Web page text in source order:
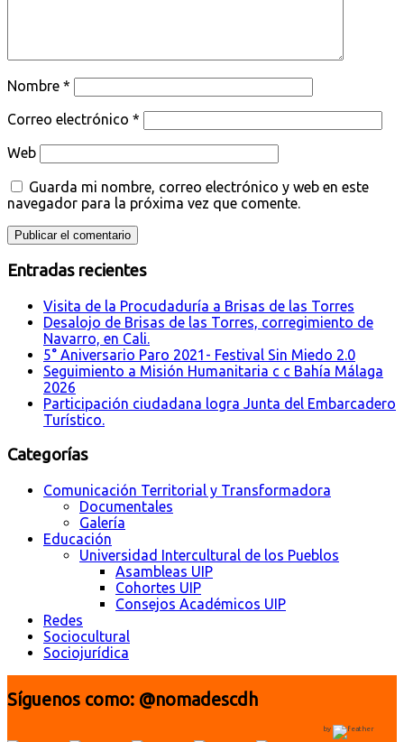
Nombre *
Correo electrónico *
Web
Guarda mi nombre, correo electrónico y web en este
navegador para la próxima vez que comente.
Entradas recientes
Visita de la Procudaduría a Brisas de las Torres
Desalojo de Brisas de las Torres, corregimiento de
Navarro, en Cali.
5° Aniversario Paro 2021- Festival Sin Miedo 2.0
Seguimiento a Misión Humanitaria c c Bahía Málaga
2026
Participación ciudadana logra Junta del Embarcadero
Turístico.
Categorías
Comunicación Territorial y Transformadora
Documentales
Galería
Educación
Universidad Intercultural de los Pueblos
Asambleas UIP
Cohortes UIP
Consejos Académicos UIP
Redes
Sociocultural
Sociojurídica
Síguenos como: @nomadescdh
by